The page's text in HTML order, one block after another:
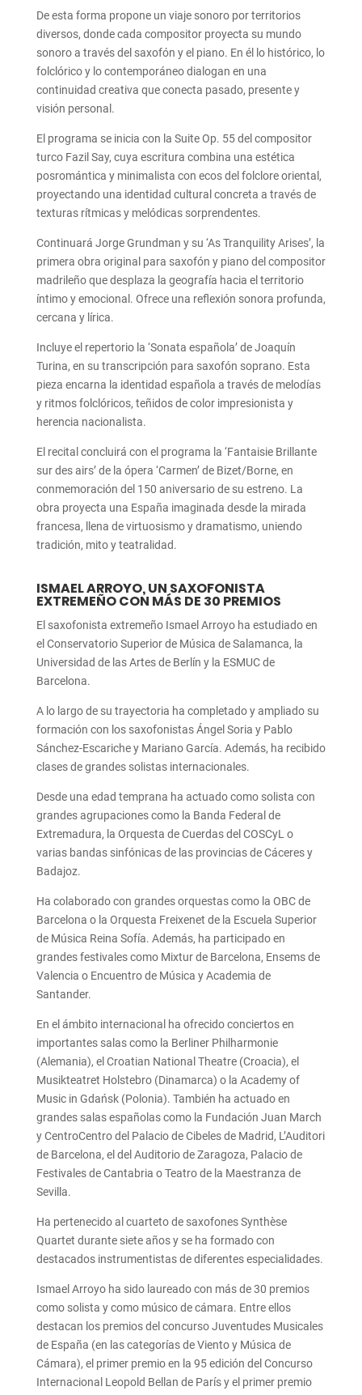
De esta forma propone un viaje sonoro por territorios
diversos, donde cada compositor proyecta su mundo
sonoro a través del saxofón y el piano. En él lo histórico, lo
folclórico y lo contemporáneo dialogan en una
continuidad creativa que conecta pasado, presente y
visión personal.
El programa se inicia con la Suite Op. 55 del compositor
turco Fazil Say, cuya escritura combina una estética
posromántica y minimalista con ecos del folclore oriental,
proyectando una identidad cultural concreta a través de
texturas rítmicas y melódicas sorprendentes.
Continuará Jorge Grundman y su ‘As Tranquility Arises’, la
primera obra original para saxofón y piano del compositor
madrileño que desplaza la geografía hacia el territorio
íntimo y emocional. Ofrece una reflexión sonora profunda,
cercana y lírica.
Incluye el repertorio la ‘Sonata española’ de Joaquín
Turina, en su transcripción para saxofón soprano. Esta
pieza encarna la identidad española a través de melodías
y ritmos folclóricos, teñidos de color impresionista y
herencia nacionalista.
El recital concluirá con el programa la ‘Fantaisie Brillante
sur des airs’ de la ópera ‘Carmen’ de Bizet/Borne, en
conmemoración del 150 aniversario de su estreno. La
obra proyecta una España imaginada desde la mirada
francesa, llena de virtuosismo y dramatismo, uniendo
tradición, mito y teatralidad.
ISMAEL ARROYO, UN SAXOFONISTA
EXTREMEÑO CON MÁS DE 30 PREMIOS
El saxofonista extremeño Ismael Arroyo ha estudiado en
el Conservatorio Superior de Música de Salamanca, la
Universidad de las Artes de Berlín y la ESMUC de
Barcelona.
A lo largo de su trayectoria ha completado y ampliado su
formación con los saxofonistas Ángel Soria y Pablo
Sánchez-Escariche y Mariano García. Además, ha recibido
clases de grandes solistas internacionales.
Desde una edad temprana ha actuado como solista con
grandes agrupaciones como la Banda Federal de
Extremadura, la Orquesta de Cuerdas del COSCyL o
varias bandas sinfónicas de las provincias de Cáceres y
Badajoz.
Ha colaborado con grandes orquestas como la OBC de
Barcelona o la Orquesta Freixenet de la Escuela Superior
de Música Reina Sofía. Además, ha participado en
grandes festivales como Mixtur de Barcelona, Ensems de
Valencia o Encuentro de Música y Academia de
Santander.
En el ámbito internacional ha ofrecido conciertos en
importantes salas como la Berliner Philharmonie
(Alemania), el Croatian National Theatre (Croacia), el
Musikteatret Holstebro (Dinamarca) o la Academy of
Music in Gdańsk (Polonia). También ha actuado en
grandes salas españolas como la Fundación Juan March
y CentroCentro del Palacio de Cibeles de Madrid, L’Auditori
de Barcelona, el del Auditorio de Zaragoza, Palacio de
Festivales de Cantabria o Teatro de la Maestranza de
Sevilla.
Ha pertenecido al cuarteto de saxofones Synthèse
Quartet durante siete años y se ha formado con
destacados instrumentistas de diferentes especialidades.
Ismael Arroyo ha sido laureado con más de 30 premios
como solista y como músico de cámara. Entre ellos
destacan los premios del concurso Juventudes Musicales
de España (en las categorías de Viento y Música de
Cámara), el primer premio en la 95 edición del Concurso
Internacional Leopold Bellan de París y el primer premio